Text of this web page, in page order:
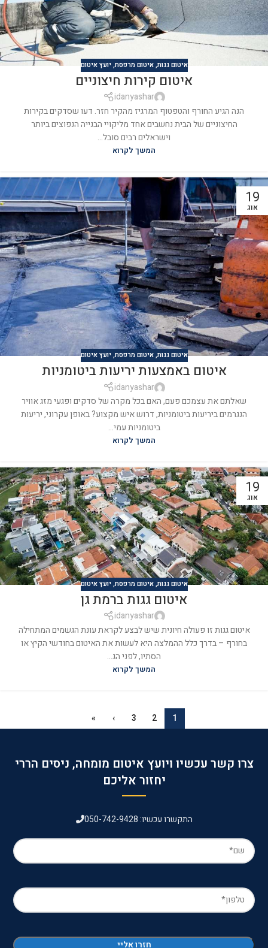
איטום גגות,איטום מרפסת,יועץ איטום
איטום קירות חיצוניים
idanyashar
הנה הגיע החורף והטפטוף המרגיז מהקיר חזר. דעו שסדקים בקירות
החיצוניים של הבית נחשבים אחד מליקויי הבנייה הנפוצים ביותר
וישראלים רבים סובל...
המשך לקרוא
19
אוג
איטום גגות,איטום מרפסת,יועץ איטום
‏איטום באמצעות יריעות ביטומניות
idanyashar
שאלתם את עצמכם פעם, האם בכל מקרה של סדקים ופגעי מזג אוויר
הנגרמים ביריעות ביטומניות, דרוש איש מקצוע? באופן עקרוני, יריעות
ביטומניות עמי...
המשך לקרוא
19
אוג
איטום גגות,איטום מרפסת,יועץ איטום
איטום גגות ברמת גן
idanyashar
איטום גגות זו פעולה חיונית שיש לבצע לקראת עונת הגשמים המתחילה
בחורף – בדרך כלל ההמלצה היא לעשות את האיטום בחודשי הקיץ או
הסתיו, לפני הג...
המשך לקרוא
1
2
3
›
»
צרו קשר עכשיו ויועץ איטום מומחה, ניסים הררי
יחזור אליכם
התקשרו עכשיו: 050-742-9428